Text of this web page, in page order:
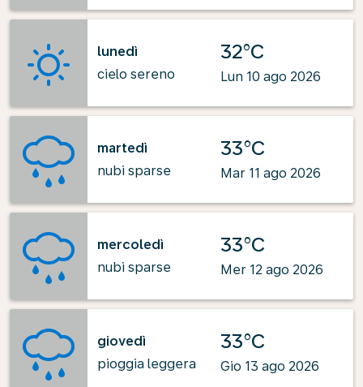
lunedì
cielo sereno
32°C
Lun 10 ago 2026
martedì
nubi sparse
33°C
Mar 11 ago 2026
mercoledì
nubi sparse
33°C
Mer 12 ago 2026
giovedì
pioggia leggera
33°C
Gio 13 ago 2026